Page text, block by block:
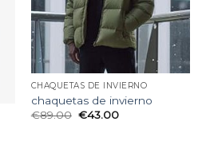
CHAQUETAS DE INVIERNO
chaquetas de invierno
€89.00 €43.00